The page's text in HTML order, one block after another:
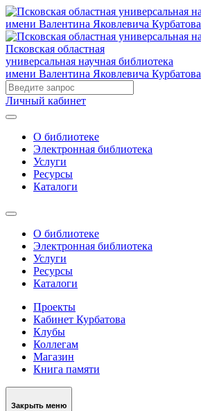
Псковская областная
универсальная научная библиотека
имени Валентина Яковлевича Курбатова
Личный кабинет
О библиотеке
Электронная библиотека
Услуги
Ресурсы
Каталоги
О библиотеке
Электронная библиотека
Услуги
Ресурсы
Каталоги
Проекты
Кабинет Курбатова
Клубы
Коллегам
Магазин
Книга памяти
Закрыть меню